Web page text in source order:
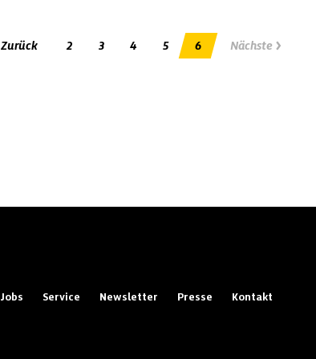
Zurück 2 3 4 5 6 Nächste
Jobs Service Newsletter Presse Kontakt